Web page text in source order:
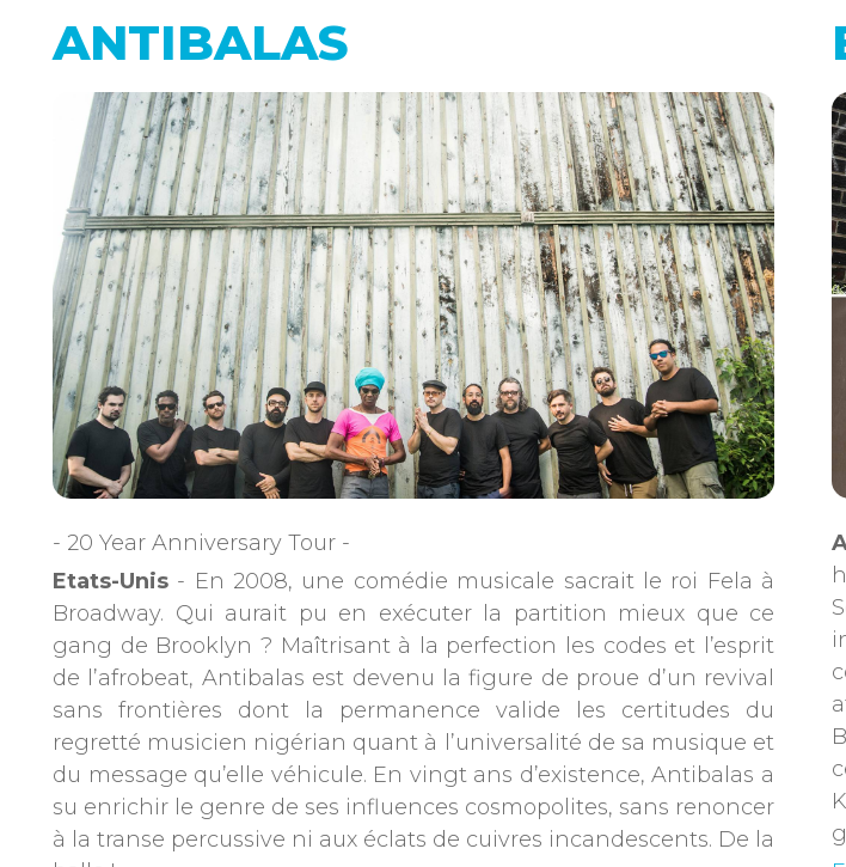
ANTIBALAS
- 20 Year Anniversary Tour -
Etats-Unis - En 2008, une comédie musicale sacrait le roi Fela à
Broadway. Qui aurait pu en exécuter la partition mieux que ce
gang de Brooklyn ? Maîtrisant à la perfection les codes et l’esprit
de l’afrobeat, Antibalas est devenu la figure de proue d’un revival
sans frontières dont la permanence valide les certitudes du
regretté musicien nigérian quant à l’universalité de sa musique et
du message qu’elle véhicule. En vingt ans d’existence, Antibalas a
su enrichir le genre de ses influences cosmopolites, sans renoncer
à la transe percussive ni aux éclats de cuivres incandescents. De la